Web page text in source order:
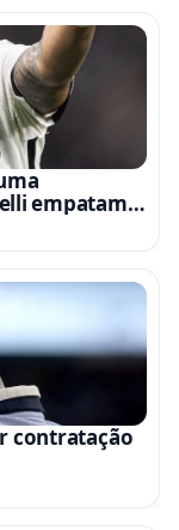
empatam
contratação